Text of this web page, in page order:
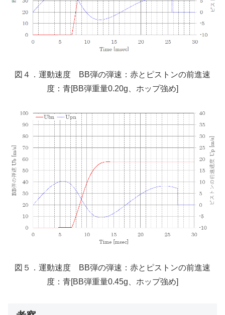
図４．運動速度 BB弾の弾速：赤とピストンの前進速
度：青[BB弾重量0.20g、ホップ強め]
図５．運動速度 BB弾の弾速：赤とピストンの前進速
度：青[BB弾重量0.45g、ホップ強め]